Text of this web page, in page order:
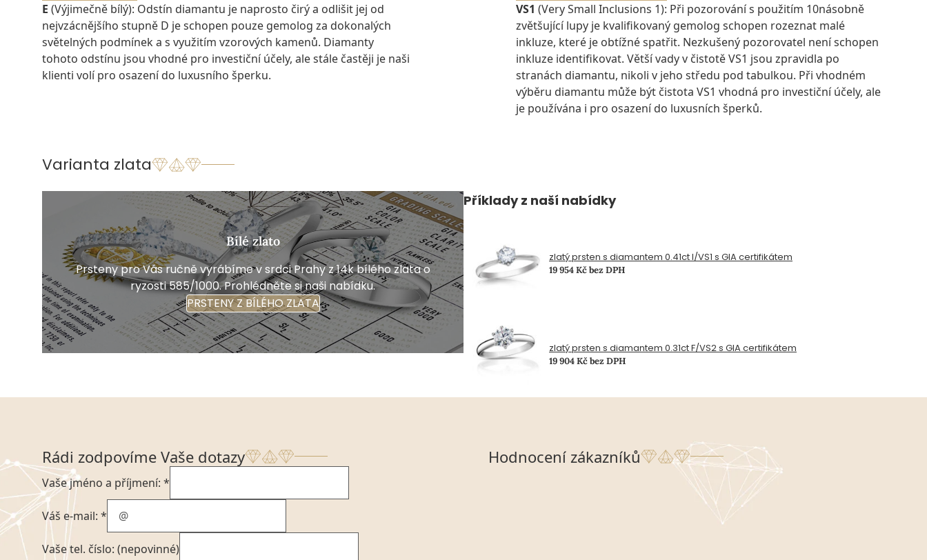
E (Výjimečně bílý): Odstín diamantu je naprosto čirý a odlišit jej od
nejvzácnějšího stupně D je schopen pouze gemolog za dokonalých
světelných podmínek a s využitím vzorových kamenů. Diamanty
tohoto odstínu jsou vhodné pro investiční účely, ale stále častěji je naši
klienti volí pro osazení do luxusního šperku.
VS1 (Very Small Inclusions 1): Při pozorování s použitím 10násobně
zvětšující lupy je kvalifikovaný gemolog schopen rozeznat malé
inkluze, které je obtížné spatřit. Nezkušený pozorovatel není schopen
inkluze identifikovat. Větší vady v čistotě VS1 jsou zpravidla po
stranách diamantu, nikoli v jeho středu pod tabulkou. Při vhodném
výběru diamantu může být čistota VS1 vhodná pro investiční účely, ale
je používána i pro osazení do luxusních šperků.
Varianta zlata
Bílé zlato
Prsteny pro Vás ručně vyrábíme v srdci Prahy z 14k bílého zlata o
ryzosti 585/1000. Prohlédněte si naši nabídku.
PRSTENY Z BÍLÉHO ZLATA
Příklady z naší nabídky
zlatý prsten s diamantem 0.41ct I/VS1 s GIA certifikátem
19 954 Kč bez DPH
zlatý prsten s diamantem 0.31ct F/VS2 s GIA certifikátem
19 904 Kč bez DPH
Rádi zodpovíme Vaše dotazy
Vaše jméno a příjmení: *
Váš e-mail: *
Vaše tel. číslo: (nepovinné)
Hodnocení zákazníků